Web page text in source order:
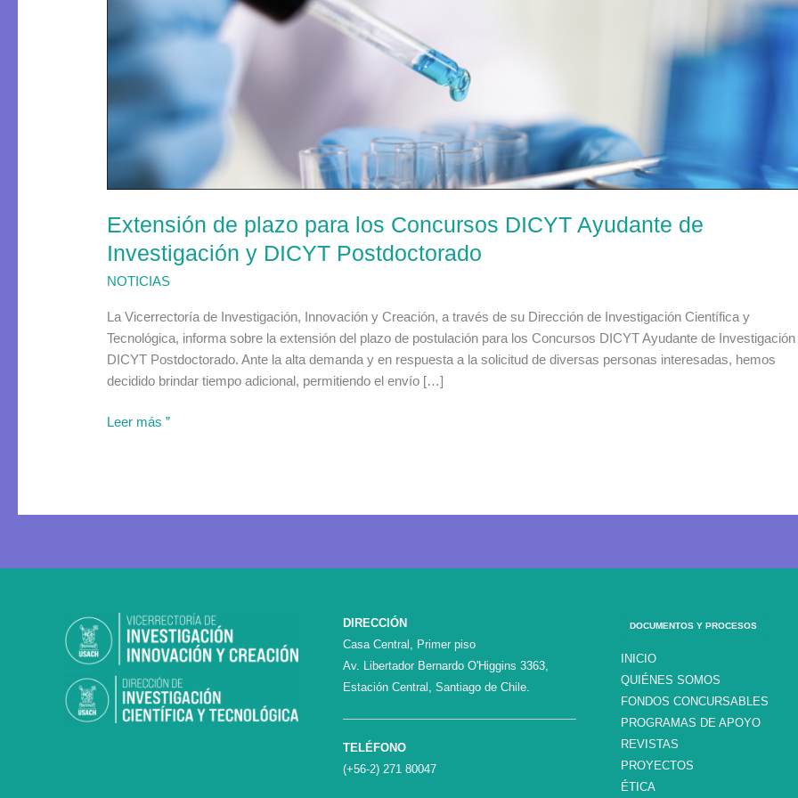
Extensión de plazo para los Concursos DICYT Ayudante de
Investigación y DICYT Postdoctorado
NOTICIAS
La Vicerrectoría de Investigación, Innovación y Creación, a través de su Dirección de Investigación Científica y
Tecnológica, informa sobre la extensión del plazo de postulación para los Concursos DICYT Ayudante de
DICYT Postdoctorado. Ante la alta demanda y en respuesta a la solicitud de diversas personas interesadas, hemos
decidido brindar tiempo adicional, permitiendo el envío […]
para
los
Concursos
Investigación
Postdoctorado
Leer más ”
DIRECCIÓN
Casa Central, Primer piso
Av. Libertador Bernardo O'Higgins 3363,
Estación Central, Santiago de Chile.
TELÉFONO
(+56-2) 271 80047
DOCUMENTOS Y PROCESOS
INICIO
QUIÉNES SOMOS
FONDOS CONCURSABLES
PROGRAMAS DE APOYO
REVISTAS
PROYECTOS
ÉTICA